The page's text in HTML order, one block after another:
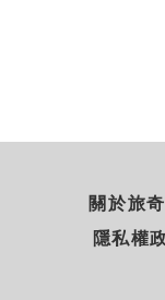
關於旅
隱私權